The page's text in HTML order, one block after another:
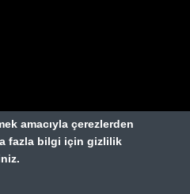
Turizm, TÜRSAB'a kayıtlı bir
amacıyla çerezlerden
fazla bilgi için gizlilik